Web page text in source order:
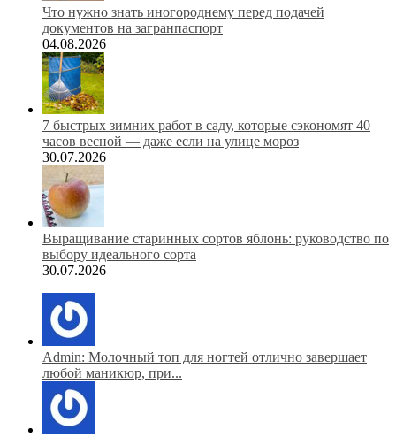
Что нужно знать иногороднему перед подачей
документов на загранпаспорт
04.08.2026
7 быстрых зимних работ в саду, которые сэкономят 40
часов весной — даже если на улице мороз
30.07.2026
Выращивание старинных сортов яблонь: руководство по
выбору идеального сорта
30.07.2026
Admin: Молочный топ для ногтей отлично завершает
любой маникюр, при...